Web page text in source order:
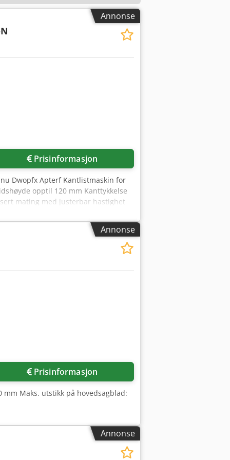
Annonse
Prisinformasjon
Dwopfx Apterf Kantlistmaskin for
opptil 120 mm Kanttykkelse
mating med justerbar hastighet
6 bar Totale mål 1300 x 900 x
Annonse
Prisinformasjon
Maks. utstikk på hovedsagblad:
Annonse